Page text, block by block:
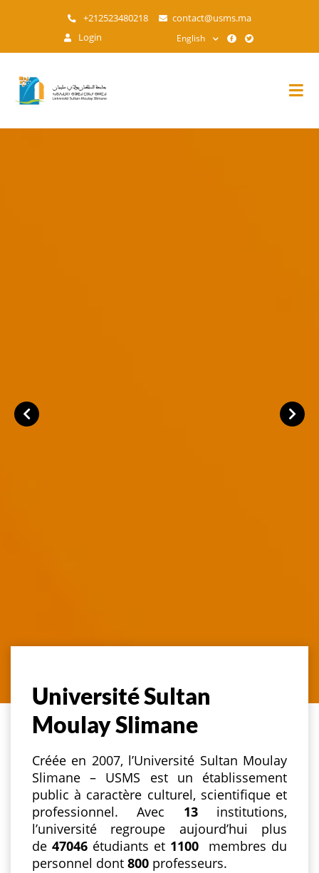
main
+212523480218
contact@usms.ma
Login
English
Université Sultan
Moulay Slimane
Créée en 2007, l’Université Sultan Moulay
Slimane – USMS est un établissement
public à caractère culturel, scientifique et
professionnel. Avec 13 institutions,
l’université regroupe aujourd’hui plus
de 47046 étudiants et 1100 membres du
personnel dont 800 professeurs.